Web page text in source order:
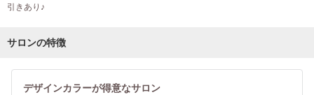
引きあり♪
サロンの特徴
デザインカラーが得意なサロン